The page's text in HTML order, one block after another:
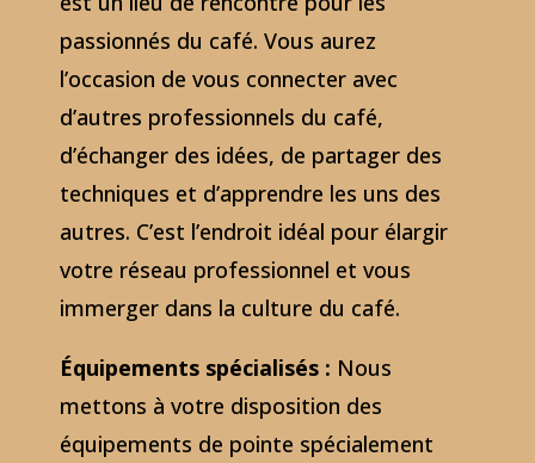
passionnés du café. Vous aurez
l’occasion de vous connecter avec
d’autres professionnels du café,
d’échanger des idées, de partager des
techniques et d’apprendre les uns des
autres. C’est l’endroit idéal pour élargir
votre réseau professionnel et vous
immerger dans la culture du café.
Équipements spécialisés : Nous
mettons à votre disposition des
équipements de pointe spécialement